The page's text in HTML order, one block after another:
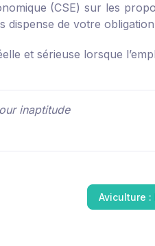
(CSE) sur les
dispense de votre
et sérieuse lorsque
inaptitude
Aviculture